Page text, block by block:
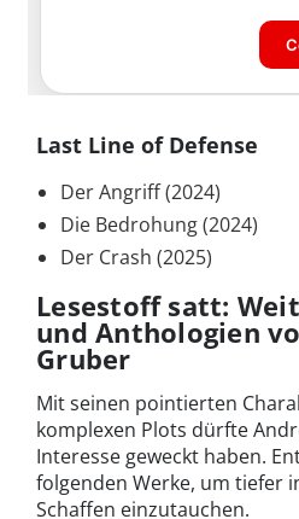
Last Line of Defense
Der Angriff (2024)
Die Bedrohung (2024)
Der Crash (2025)
Lesestoff satt:
und Anthologien
Gruber
Mit seinen pointierten
komplexen Plots dürfte
Interesse geweckt haben.
folgenden Werke, um tiefer
Schaffen einzutauchen.